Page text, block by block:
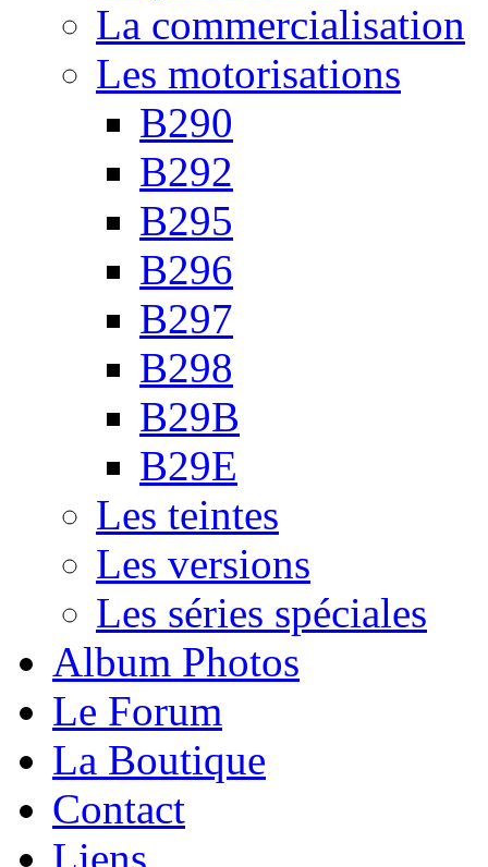
La commercialisation
Les motorisations
B290
B292
B295
B296
B297
B298
B29B
B29E
Les teintes
Les versions
Les séries spéciales
Album Photos
Le Forum
La Boutique
Contact